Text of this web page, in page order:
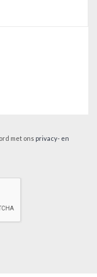
met ons privacy- en